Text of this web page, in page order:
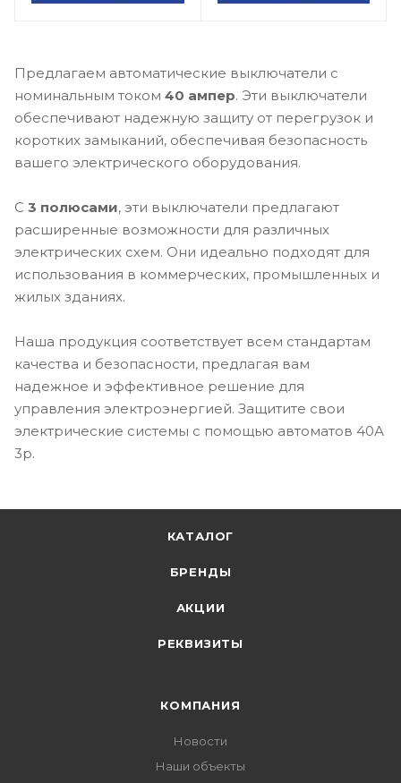
Предлагаем автоматические выключатели с
номинальным током 40 ампер. Эти выключатели
обеспечивают надежную защиту от перегрузок и
коротких замыканий, обеспечивая безопасность
вашего электрического оборудования.
С 3 полюсами, эти выключатели предлагают
расширенные возможности для различных
электрических схем. Они идеально подходят для
использования в коммерческих, промышленных и
жилых зданиях.
Наша продукция соответствует всем стандартам
качества и безопасности, предлагая вам
надежное и эффективное решение для
управления электроэнергией. Защитите свои
электрические системы с помощью автоматов 40А
3p.
КАТАЛОГ
БРЕНДЫ
АКЦИИ
РЕКВИЗИТЫ
КОМПАНИЯ
Новости
Наши объекты